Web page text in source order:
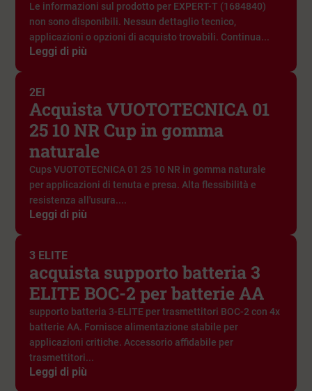
Le informazioni sul prodotto per EXPERT-T (1684840)
non sono disponibili. Nessun dettaglio tecnico,
applicazioni o opzioni di acquisto trovabili. Continua...
Leggi di più
2EI
Acquista VUOTOTECNICA 01
25 10 NR Cup in gomma
naturale
Cups VUOTOTECNICA 01 25 10 NR in gomma naturale
per applicazioni di tenuta e presa. Alta flessibilità e
resistenza all'usura....
Leggi di più
3 ELITE
acquista supporto batteria 3
ELITE BOC-2 per batterie AA
supporto batteria 3-ELITE per trasmettitori BOC-2 con 4x
batterie AA. Fornisce alimentazione stabile per
applicazioni critiche. Accessorio affidabile per
trasmettitori...
Leggi di più